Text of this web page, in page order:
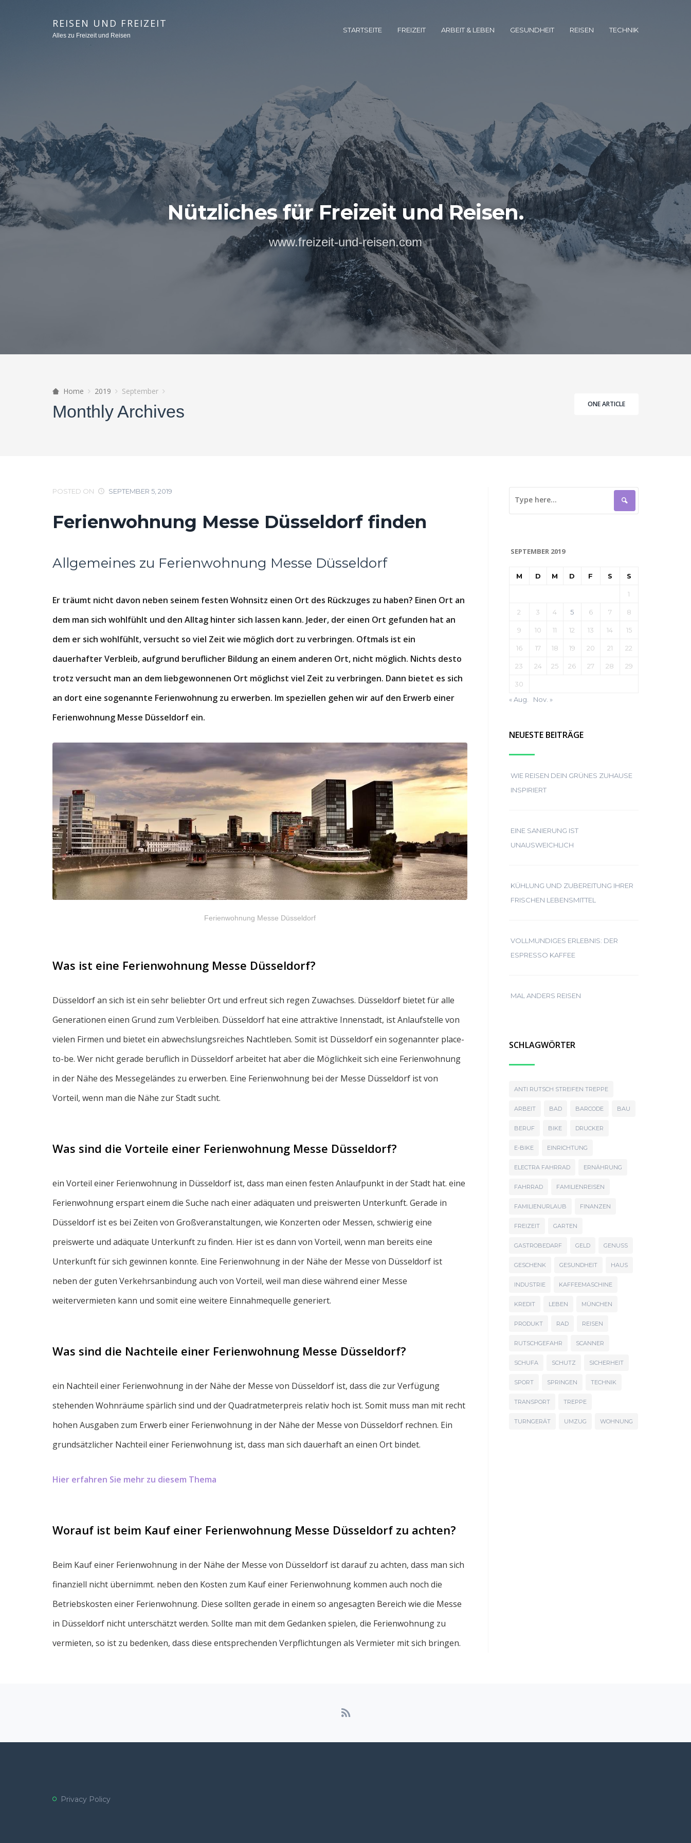
REISEN UND FREIZEIT
Alles zu Freizeit und Reisen
STARTSEITE FREIZEIT ARBEIT & LEBEN GESUNDHEIT REISEN TECHNIK
Nützliches für Freizeit und Reisen.
www.freizeit-und-reisen.com
Home 2019 September
Monthly Archives ONE ARTICLE
POSTED ON SEPTEMBER 5, 2019
Ferienwohnung Messe Düsseldorf finden
Allgemeines zu Ferienwohnung Messe Düsseldorf
Er träumt nicht davon neben seinem festen Wohnsitz einen Ort des Rückzuges zu haben? Einen Ort an
dem man sich wohlfühlt und den Alltag hinter sich lassen kann. Jeder, der einen Ort gefunden hat an
dem er sich wohlfühlt, versucht so viel Zeit wie möglich dort zu verbringen. Oftmals ist ein
dauerhafter Verbleib, aufgrund beruflicher Bildung an einem anderen Ort, nicht möglich. Nichts desto
trotz versucht man an dem liebgewonnenen Ort möglichst viel Zeit zu verbringen. Dann bietet es sich
an dort eine sogenannte Ferienwohnung zu erwerben. Im speziellen gehen wir auf den Erwerb einer
Ferienwohnung Messe Düsseldorf ein.
Ferienwohnung Messe Düsseldorf
Was ist eine Ferienwohnung Messe Düsseldorf?
Düsseldorf an sich ist ein sehr beliebter Ort und erfreut sich regen Zuwachses. Düsseldorf bietet für alle
Generationen einen Grund zum Verbleiben. Düsseldorf hat eine attraktive Innenstadt, ist Anlaufstelle von
vielen Firmen und bietet ein abwechslungsreiches Nachtleben. Somit ist Düsseldorf ein sogenannter place-
to-be. Wer nicht gerade beruflich in Düsseldorf arbeitet hat aber die Möglichkeit sich eine Ferienwohnung
in der Nähe des Messegeländes zu erwerben. Eine Ferienwohnung bei der Messe Düsseldorf ist von
Vorteil, wenn man die Nähe zur Stadt sucht.
Was sind die Vorteile einer Ferienwohnung Messe Düsseldorf?
ein Vorteil einer Ferienwohnung in Düsseldorf ist, dass man einen festen Anlaufpunkt in der Stadt hat. eine
Ferienwohnung erspart einem die Suche nach einer adäquaten und preiswerten Unterkunft. Gerade in
Düsseldorf ist es bei Zeiten von Großveranstaltungen, wie Konzerten oder Messen, schwierig eine
preiswerte und adäquate Unterkunft zu finden. Hier ist es dann von Vorteil, wenn man bereits eine
Unterkunft für sich gewinnen konnte. Eine Ferienwohnung in der Nähe der Messe von Düsseldorf ist
neben der guten Verkehrsanbindung auch von Vorteil, weil man diese während einer Messe
weitervermieten kann und somit eine weitere Einnahmequelle generiert.
Was sind die Nachteile einer Ferienwohnung Messe Düsseldorf?
ein Nachteil einer Ferienwohnung in der Nähe der Messe von Düsseldorf ist, dass die zur Verfügung
stehenden Wohnräume spärlich sind und der Quadratmeterpreis relativ hoch ist. Somit muss man mit recht
hohen Ausgaben zum Erwerb einer Ferienwohnung in der Nähe der Messe von Düsseldorf rechnen. Ein
grundsätzlicher Nachteil einer Ferienwohnung ist, dass man sich dauerhaft an einen Ort bindet.
Hier erfahren Sie mehr zu diesem Thema
Worauf ist beim Kauf einer Ferienwohnung Messe Düsseldorf zu achten?
Beim Kauf einer Ferienwohnung in der Nähe der Messe von Düsseldorf ist darauf zu achten, dass man sich
finanziell nicht übernimmt. neben den Kosten zum Kauf einer Ferienwohnung kommen auch noch die
Betriebskosten einer Ferienwohnung. Diese sollten gerade in einem so angesagten Bereich wie die Messe
in Düsseldorf nicht unterschätzt werden. Sollte man mit dem Gedanken spielen, die Ferienwohnung zu
vermieten, so ist zu bedenken, dass diese entsprechenden Verpflichtungen als Vermieter mit sich bringen.
SEPTEMBER 2019
M D M D F S S
1
2 3 4 5 6 7 8
9 10 11 12 13 14 15
16 17 18 19 20 21 22
23 24 25 26 27 28 29
30
« Aug.
Nov. »
NEUESTE BEITRÄGE
WIE REISEN DEIN GRÜNES ZUHAUSE
INSPIRIERT
EINE SANIERUNG IST
UNAUSWEICHLICH
KÜHLUNG UND ZUBEREITUNG IHRER
FRISCHEN LEBENSMITTEL
VOLLMUNDIGES ERLEBNIS: DER
ESPRESSO KAFFEE
MAL ANDERS REISEN
SCHLAGWÖRTER
ANTI RUTSCH STREIFEN TREPPE
ARBEIT BAD BARCODE BAU
BERUF BIKE DRUCKER
E-BIKE EINRICHTUNG
ELECTRA FAHRRAD ERNÄHRUNG
FAHRRAD FAMILIENREISEN
FAMILIENURLAUB FINANZEN
FREIZEIT GARTEN
GASTROBEDARF GELD GENUSS
GESCHENK GESUNDHEIT HAUS
INDUSTRIE KAFFEEMASCHINE
KREDIT LEBEN MÜNCHEN
PRODUKT RAD REISEN
RUTSCHGEFAHR SCANNER
SCHUFA SCHUTZ SICHERHEIT
SPORT SPRINGEN TECHNIK
TRANSPORT TREPPE
TURNGERÄT UMZUG WOHNUNG
Privacy Policy